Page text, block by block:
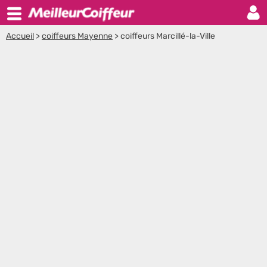
Accueil >coiffeurs Mayenne >coiffeurs Marcillé-la-Ville